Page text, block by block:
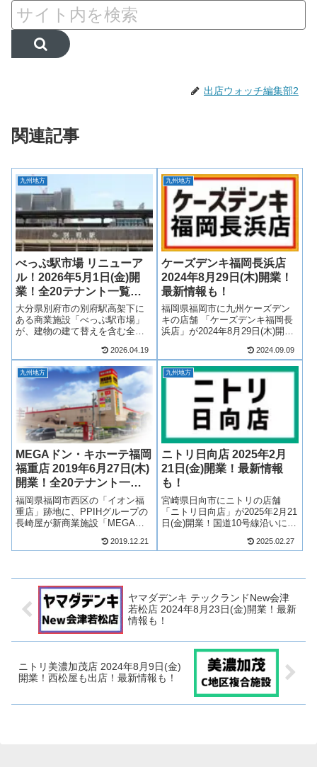
出店ウォッチ編集部2
関連記事
九州地方
べっぷ駅市場 リニューア
ル！2026年5月1日(金)開
業！全20テナント一覧！
最新情報も！
大分県別府市の別府駅高架下に
ある商業施設「べっぷ駅市場」
が、建物の建て替えを含む全面
2025年10月1日にⅠ期エリアが開
業し、いよいよ2026年5月1日(金)
にⅡ期エリアが開業して全館グ
ランドオープンを迎えます！
老...
2026.04.19
九州地方
ケーズデンキ福岡長浜店
2024年8月29日(木)開業！
最新情報も！
福岡県福岡市に九州ケーズデン
キの店舗 「ケーズデンキ福岡長
浜店」が2024年8月29日(木)開
へ！ケーズデンキの中では大型
店舗となります！そんな、ケー
ズデンキ福岡長浜店について、
テナントや開業日について見て
いきま...
2024.09.09
九州地方
MEGAドン・キホーテ福岡
福重店 2019年6月27日(木)
開業！全20テナント一
覧！最新情報も！
福岡県福岡市西区の「イオン福
重店」跡地に、PPIHグループの
長崎屋が新商業施設「MEGAド
て2019年6月27日(木)に改装オー
テナントは？営業時間は？...
2019.12.21
九州地方
ニトリ日向店 2025年2月
21日(金)開業！最新情報
も！
宮崎県日向市にニトリの店舗
「ニトリ日向店」が2025年2月21
日(金)開業！国道10号線沿いに出
な、ニトリ日向店について、テ
開2024年3月30日 開業...
2025.02.27
ヤマダデンキ テックランドNew会津
若松店 2024年8月23日(金)開業！最新
情報も！
ニトリ美濃加茂店 2024年8月9日(金)
開業！西松屋も出店！最新情報も！